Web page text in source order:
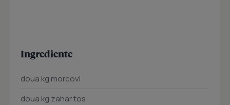
Ingrediente
doua kg morcovi
doua kg zahar tos